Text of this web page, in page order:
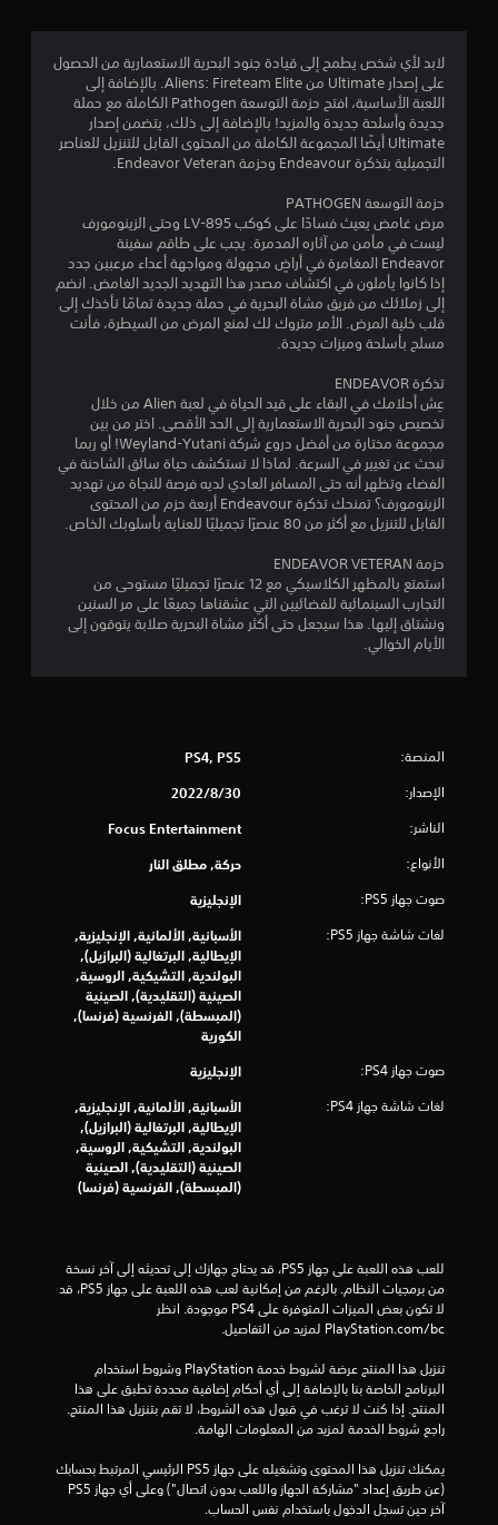
.
7
1
ن
و
م
م
ن
ج
و
م
ن
إ
6
2
9
ن
ا
ت
ق
ي
م
ا
ت
لابد لأي شخص يطمح إلى قيادة جنود البحرية الاستعمارية من الحصول
على إصدار Ultimate من Aliens: Fireteam Elite. بالإضافة إلى
اللعبة الأساسية، افتح حزمة التوسعة Pathogen الكاملة مع حملة
جديدة وأسلحة جديدة والمزيد! بالإضافة إلى ذلك، يتضمن إصدار
Ultimate أيضًا المجموعة الكاملة من المحتوى القابل للتنزيل للعناصر
التجميلية بتذكرة Endeavour وحزمة Endeavor Veteran.
حزمة التوسعة PATHOGEN
مرض غامض يعيث فسادًا على كوكب LV-895 وحتى الزينومورف
ليست في مأمن من آثاره المدمرة. يجب على طاقم سفينة
Endeavor المغامرة في أراضٍ مجهولة ومواجهة أعداء مرعبين جدد
إذا كانوا يأملون في اكتشاف مصدر هذا التهديد الجديد الغامض. انضم
إلى زملائك من فريق مشاة البحرية في حملة جديدة تمامًا تأخذك إلى
قلب خلية المرض. الأمر متروك لك لمنع المرض من السيطرة، فأنت
مسلح بأسلحة وميزات جديدة.
تذكرة ENDEAVOR
عِش أحلامك في البقاء على قيد الحياة في لعبة Alien من خلال
تخصيص جنود البحرية الاستعمارية إلى الحد الأقصى. اختر من بين
مجموعة مختارة من أفضل دروع شركة Weyland-Yutani! أو ربما
تبحث عن تغيير في السرعة. لماذا لا تستكشف حياة سائق الشاحنة في
الفضاء وتظهر أنه حتى المسافر العادي لديه فرصة للنجاة من تهديد
الزينومورف؟ تمنحك تذكرة Endeavour أربعة حزم من المحتوى
القابل للتنزيل مع أكثر من 80 عنصرًا تجميليًا للعناية بأسلوبك الخاص.
حزمة ENDEAVOR VETERAN
استمتع بالمظهر الكلاسيكي مع 12 عنصرًا تجميليًا مستوحى من
التجارب السينمائية للفضائيين التي عشقناها جميعًا على مر السنين
ونشتاق إليها. هذا سيجعل حتى أكثر مشاة البحرية صلابة يتوقون إلى
الأيام الخوالي.
المنصة: PS4, PS5
الإصدار: 30‏/8‏/2022
الناشر: Focus Entertainment
الأنواع: حركة, مطلق النار
صوت جهاز PS5: الإنجليزية
لغات شاشة جهاز PS5:
الأسبانية, الألمانية, الإنجليزية,
الإيطالية, البرتغالية (البرازيل),
البولندية, التشيكية, الروسية,
الصينية (التقليدية), الصينية
(المبسطة), الفرنسية (فرنسا),
الكورية
صوت جهاز PS4: الإنجليزية
لغات شاشة جهاز PS4:
الأسبانية, الألمانية, الإنجليزية,
الإيطالية, البرتغالية (البرازيل),
البولندية, التشيكية, الروسية,
الصينية (التقليدية), الصينية
(المبسطة), الفرنسية (فرنسا)
‎PlayStation.com/bc لمزيد من التفاصيل.
راجع شروط الخدمة لمزيد من المعلومات الهامة.
آخر حين تسجل الدخول باستخدام نفس الحساب.